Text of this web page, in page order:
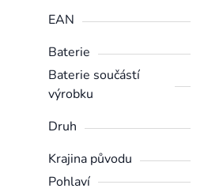
EAN
Baterie
Baterie součástí
výrobku
Druh
Krajina původu
Pohlaví